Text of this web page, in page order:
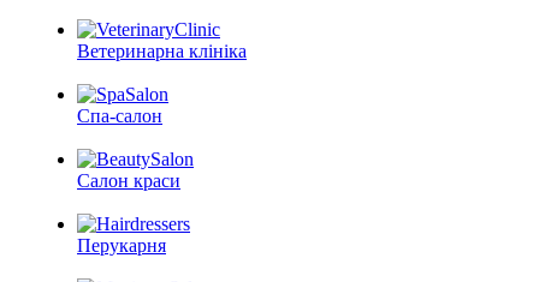
Ветеринарна клініка
Спа-салон
Салон краси
Перукарня